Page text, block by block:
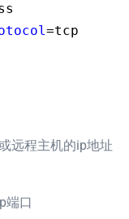
=tcp
远程主机的ip地址
端口